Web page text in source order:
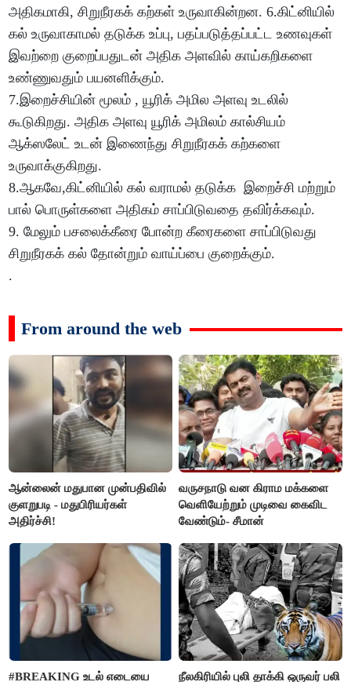
அதிகமாகி, சிறுநீரகக் கற்கள் உருவாகின்றன. 6.கிட்னியில்
கல் உருவாகாமல் தடுக்க உப்பு, பதப்படுத்தப்பட்ட உணவுகள்
இவற்றை குறைப்பதுடன் அதிக அளவில் காய்கறிகளை
உண்ணுவதும் பயனளிக்கும்.
7.இறைச்சியின் மூலம் , யூரிக் அமில அளவு உடலில்
கூடுகிறது. அதிக அளவு யூரிக் அமிலம் கால்சியம்
ஆக்ஸலேட் உடன் இணைந்து சிறுநீரகக் கற்களை
உருவாக்குகிறது.
8.ஆகவே,கிட்னியில் கல் வராமல் தடுக்க இறைச்சி மற்றும்
பால் பொருள்களை அதிகம் சாப்பிடுவதை தவிர்க்கவும்.
9. மேலும் பசலைக்கீரை போன்ற கீரைகளை சாப்பிடுவது
சிறுநீரகக் கல் தோன்றும் வாய்ப்பை குறைக்கும்.
.
From around the web
ஆன்லைன் மதுபான முன்பதிவில்
குளறுபடி - மதுபிரியர்கள்
அதிர்ச்சி!
வருசநாடு வன கிராம மக்களை
வெளியேற்றும் முடிவை கைவிட
வேண்டும்- சீமான்
#BREAKING உடல் எடையை நீலகிரியில் புலி தாக்கி ஒருவர் பலி